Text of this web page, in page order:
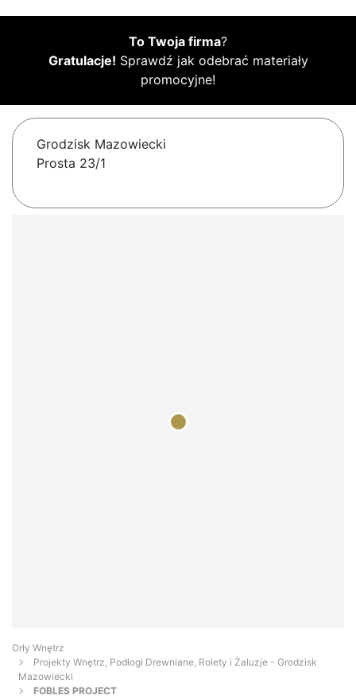
To Twoja firma?
Gratulacje! Sprawdź jak odebrać materiały
promocyjne!
Grodzisk Mazowiecki
Prosta 23/1
Orły Wnętrz
Projekty Wnętrz, Podłogi Drewniane, Rolety i Żaluzje - Grodzisk
Mazowiecki
FOBLES PROJECT